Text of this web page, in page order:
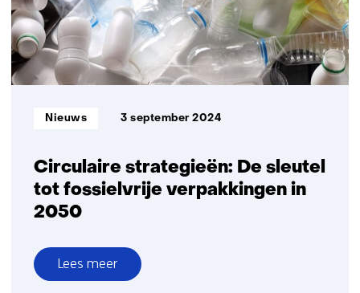
er
nodig?
Circulaire strategieën: De sleutel
tot fossielvrije verpakkingen in
2050
Informatietype:
Nieuws 3 september 2024
Lees meer
over